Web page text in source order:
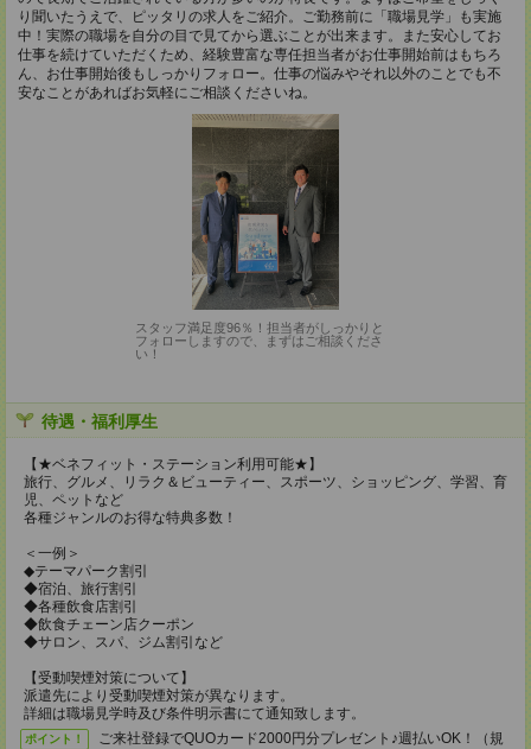
り聞いたうえで、ピッタリの求人をご紹介。ご勤務前に「職場見学」も実施
中！実際の職場を自分の目で見てから選ぶことが出来ます。また安心してお
仕事を続けていただくため、経験豊富な専任担当者がお仕事開始前はもちろ
ん、お仕事開始後もしっかりフォロー。仕事の悩みやそれ以外のことでも不
安なことがあればお気軽にご相談くださいね。
スタッフ満足度96％！担当者がしっかりと
フォローしますので、まずはご相談くださ
い！
待遇・福利厚生
【★ベネフィット・ステーション利用可能★】
旅行、グルメ、リラク＆ビューティー、スポーツ、ショッピング、学習、育
児、ペットなど
各種ジャンルのお得な特典多数！
＜一例＞
◆テーマパーク割引
◆宿泊、旅行割引
◆各種飲食店割引
◆飲食チェーン店クーポン
◆サロン、スパ、ジム割引など
【受動喫煙対策について】
派遣先により受動喫煙対策が異なります。
詳細は職場見学時及び条件明示書にて通知致します。
ポイント！
ご来社登録でQUOカード2000円分プレゼント♪週払いOK！（規